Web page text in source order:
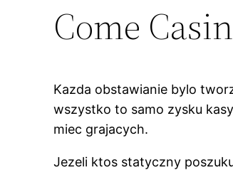
Come
Kazda obstawianie bylo
wszystko to samo zysku
miec grajacych.
Jezeli ktos statyczny